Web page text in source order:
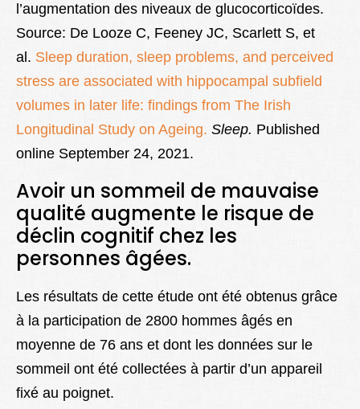
l’augmentation des niveaux de glucocorticoïdes.
Source: De Looze C, Feeney JC, Scarlett S, et
al. Sleep duration, sleep problems, and perceived
stress are associated with hippocampal subfield
volumes in later life: findings from The Irish
Longitudinal Study on Ageing. Sleep. Published
online September 24, 2021.
Avoir un sommeil de mauvaise
qualité augmente le risque de
déclin cognitif chez les
personnes âgées.
Les résultats de cette étude ont été obtenus grâce
à la participation de 2800 hommes âgés en
moyenne de 76 ans et dont les données sur le
sommeil ont été collectées à partir d’un appareil
fixé au poignet.